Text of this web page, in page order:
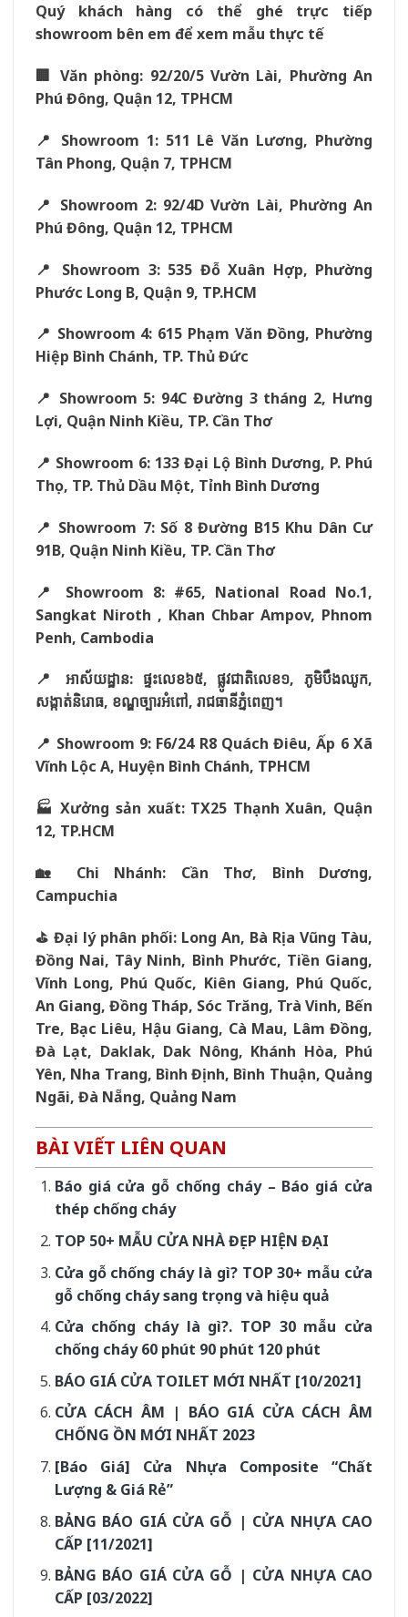
Quý khách hàng có thể ghé trực tiếp
showroom bên em để xem mẫu thực tế
🏢 Văn phòng: 92/20/5 Vườn Lài, Phường An
Phú Đông, Quận 12, TPHCM
📍 Showroom 1: 511 Lê Văn Lương, Phường
Tân Phong, Quận 7, TPHCM
📍 Showroom 2: 92/4D Vườn Lài, Phường An
Phú Đông, Quận 12, TPHCM
📍 Showroom 3: 535 Đỗ Xuân Hợp, Phường
Phước Long B, Quận 9, TP.HCM
📍 Showroom 4: 615 Phạm Văn Đồng, Phường
Hiệp Bình Chánh, TP. Thủ Đức
📍 Showroom 5: 94C Đường 3 tháng 2, Hưng
Lợi, Quận Ninh Kiều, TP. Cần Thơ
📍 Showroom 6: 133 Đại Lộ Bình Dương, P. Phú
Thọ, TP. Thủ Dầu Một, Tỉnh Bình Dương
📍 Showroom 7: Số 8 Đường B15 Khu Dân Cư
91B, Quận Ninh Kiều, TP. Cần Thơ
📍 Showroom 8: #65, National Road No.1,
Sangkat Niroth , Khan Chbar Ampov, Phnom
Penh, Cambodia
📍អាស័យដ្ឋាន: ផ្ទះលេខ៦៥,ផ្លូវជាតិលេខ១,ភូមិបឹងឈូក,
សង្កាត់និរោធ, ខណ្ឌច្បារអំពៅ, រាជធានីភ្នំពេញ។
📍 Showroom 9: F6/24 R8 Quách Điêu, Ấp 6 Xã
Vĩnh Lộc A, Huyện Bình Chánh, TPHCM
🏭 Xưởng sản xuất: TX25 Thạnh Xuân, Quận
12, TP.HCM
🏡 Chi Nhánh: Cần Thơ, Bình Dương,
Campuchia
⛳️ Đại lý phân phối: Long An, Bà Rịa Vũng Tàu,
Đồng Nai, Tây Ninh, Bình Phước, Tiền Giang,
Vĩnh Long, Phú Quốc, Kiên Giang, Phú Quốc,
An Giang, Đồng Tháp, Sóc Trăng, Trà Vinh, Bến
Tre, Bạc Liêu, Hậu Giang, Cà Mau, Lâm Đồng,
Đà Lạt, Daklak, Dak Nông, Khánh Hòa, Phú
Yên, Nha Trang, Bình Định, Bình Thuận, Quảng
Ngãi, Đà Nẵng, Quảng Nam
BÀI VIẾT LIÊN QUAN
Báo giá cửa gỗ chống cháy – Báo giá cửa
thép chống cháy
TOP 50+ MẪU CỬA NHÀ ĐẸP HIỆN ĐẠI
Cửa gỗ chống cháy là gì? TOP 30+ mẫu cửa
gỗ chống cháy sang trọng và hiệu quả
Cửa chống cháy là gì?. TOP 30 mẫu cửa
chống cháy 60 phút 90 phút 120 phút
BÁO GIÁ CỬA TOILET MỚI NHẤT [10/2021]
CỬA CÁCH ÂM | BÁO GIÁ CỬA CÁCH ÂM
CHỐNG ỒN MỚI NHẤT 2023
[Báo Giá] Cửa Nhựa Composite “Chất
Lượng & Giá Rẻ”
BẢNG BÁO GIÁ CỬA GỖ | CỬA NHỰA CAO
CẤP [11/2021]
BẢNG BÁO GIÁ CỬA GỖ | CỬA NHỰA CAO
CẤP [03/2022]